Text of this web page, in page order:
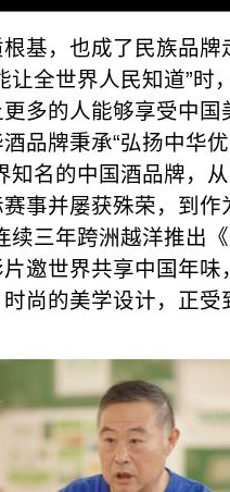
基，也成了民族品
让全世界人民知道”时
多的人能够享受中国
品牌秉承“弘扬中华
知名的中国酒品牌，
事并屡获殊荣，到作
续三年跨洲越洋推出
邀世界共享中国年
尚的美学设计，正